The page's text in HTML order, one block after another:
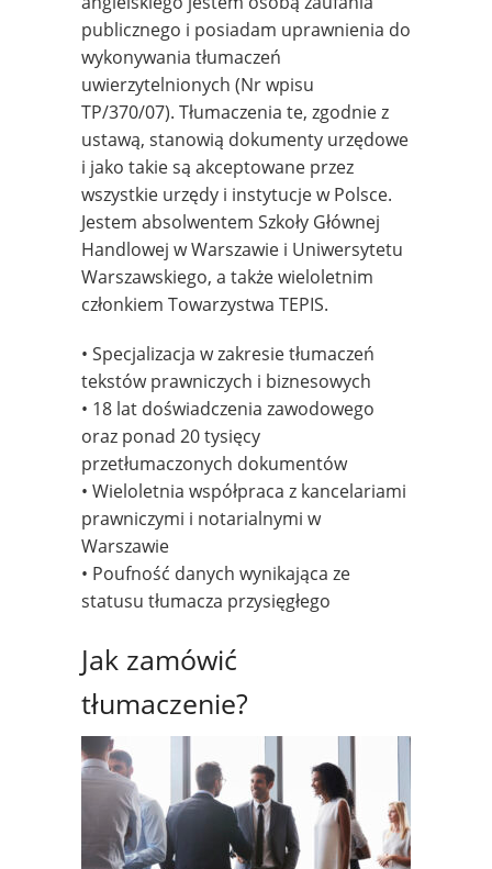
publicznego i posiadam uprawnienia do
wykonywania tłumaczeń
uwierzytelnionych (Nr wpisu
TP/370/07). Tłumaczenia te, zgodnie z
ustawą, stanowią dokumenty urzędowe
i jako takie są akceptowane przez
wszystkie urzędy i instytucje w Polsce.
Jestem absolwentem Szkoły Głównej
Handlowej w Warszawie i Uniwersytetu
Warszawskiego, a także wieloletnim
członkiem Towarzystwa TEPIS.
• Specjalizacja w zakresie tłumaczeń
tekstów prawniczych i biznesowych
• 18 lat doświadczenia zawodowego
oraz ponad 20 tysięcy
przetłumaczonych dokumentów
• Wieloletnia współpraca z kancelariami
prawniczymi i notarialnymi w
Warszawie
• Poufność danych wynikająca ze
statusu tłumacza przysięgłego
Jak zamówić
tłumaczenie?